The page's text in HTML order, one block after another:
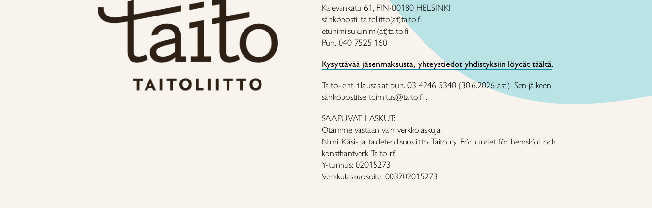
Kalevankatu 61, FIN-00180 HELSINKI
sähköposti: taitoliitto(at)taito.fi
etunimi.sukunimi(at)taito.fi
Puh. 040 7525 160
Kysyttävää jäsenmaksusta, yhteystiedot yhdistyksiin löydät täältä.
Taito-lehti tilausasiat puh. 03 4246 5340 (30.6.2026 asti). Sen jälkeen
sähköpostitse toimitus@taito.fi .
SAAPUVAT LASKUT:
Otamme vastaan vain verkkolaskuja.
Nimi: Käsi- ja taideteollisuusliitto Taito ry, Förbundet för hemslöjd och
konsthantverk Taito rf
Y-tunnus: 02015273
Verkkolaskuosoite: 003702015273